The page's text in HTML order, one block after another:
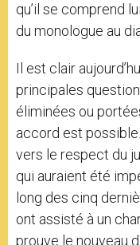
qu’il se comprend
du monologue au
Il est clair
principales
éliminées ou
accord est
vers le respect du
qui auraient été
long des cinq
ont assisté à un
prouve le nouveau